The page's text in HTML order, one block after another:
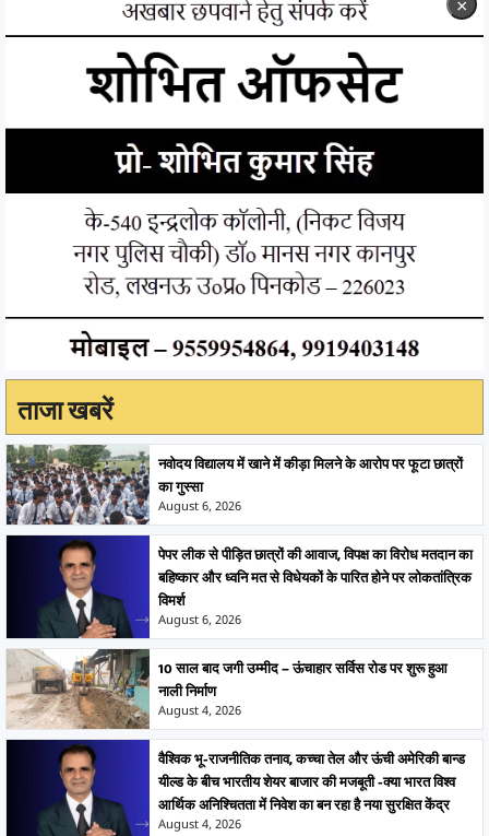
×
ताजा खबरें
नवोदय विद्यालय में खाने में कीड़ा मिलने के आरोप पर फूटा छात्रों
का गुस्सा
August 6, 2026
पेपर लीक से पीड़ित छात्रों की आवाज, विपक्ष का विरोध मतदान का
बहिष्कार और ध्वनि मत से विधेयकों के पारित होने पर लोकतांत्रिक
विमर्श
August 6, 2026
10 साल बाद जगी उम्मीद – ऊंचाहार सर्विस रोड पर शुरू हुआ
नाली निर्माण
August 4, 2026
वैश्विक भू-राजनीतिक तनाव, कच्चा तेल और ऊंची अमेरिकी बान्ड
यील्ड के बीच भारतीय शेयर बाजार की मजबूती -क्या भारत विश्व
आर्थिक अनिश्चितता में निवेश का बन रहा है नया सुरक्षित केंद्र
August 4, 2026